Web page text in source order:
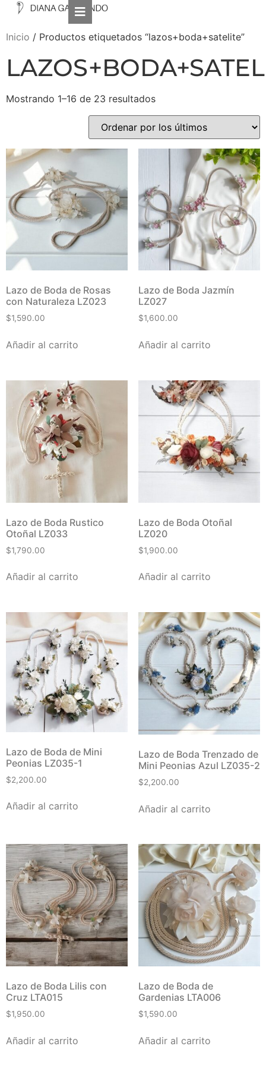
Inicio / Productos etiquetados “lazos+boda+satelite”
Mostrando 1–16 de 23 resultados
Lazo de Boda de Rosas
con Naturaleza LZ023
$1,590.00
Añadir al carrito
Lazo de Boda Jazmín
LZ027
$1,600.00
Añadir al carrito
Lazo de Boda Rustico
Otoñal LZ033
$1,790.00
Añadir al carrito
Lazo de Boda Otoñal
LZ020
$1,900.00
Añadir al carrito
Lazo de Boda de Mini
Peonias LZ035-1
$2,200.00
Añadir al carrito
Lazo de Boda Trenzado de
Mini Peonias Azul LZ035-2
$2,200.00
Añadir al carrito
Lazo de Boda Lilis con
Cruz LTA015
$1,950.00
Añadir al carrito
Lazo de Boda de
Gardenias LTA006
$1,590.00
Añadir al carrito